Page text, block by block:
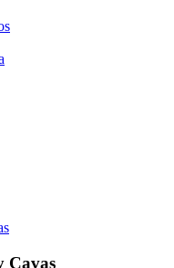
Cavas